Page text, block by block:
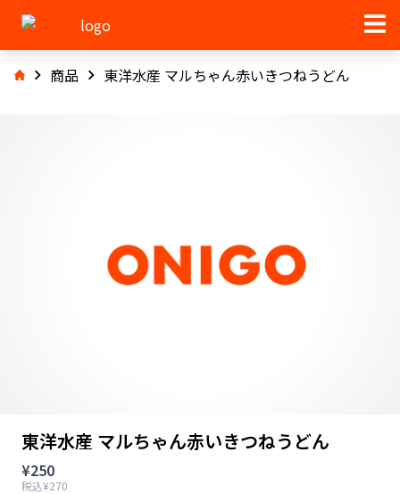
商品 東洋水産 マルちゃん赤いきつねうどん
東洋水産 マルちゃん赤いきつねうどん
¥250
税込¥270